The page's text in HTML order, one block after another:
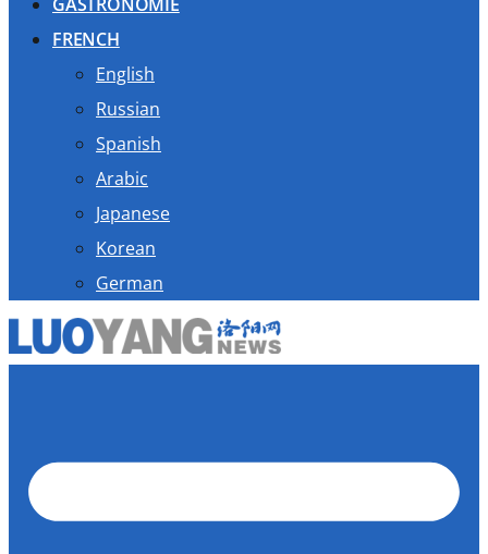
FRENCH
English
Russian
Spanish
Arabic
Japanese
Korean
German